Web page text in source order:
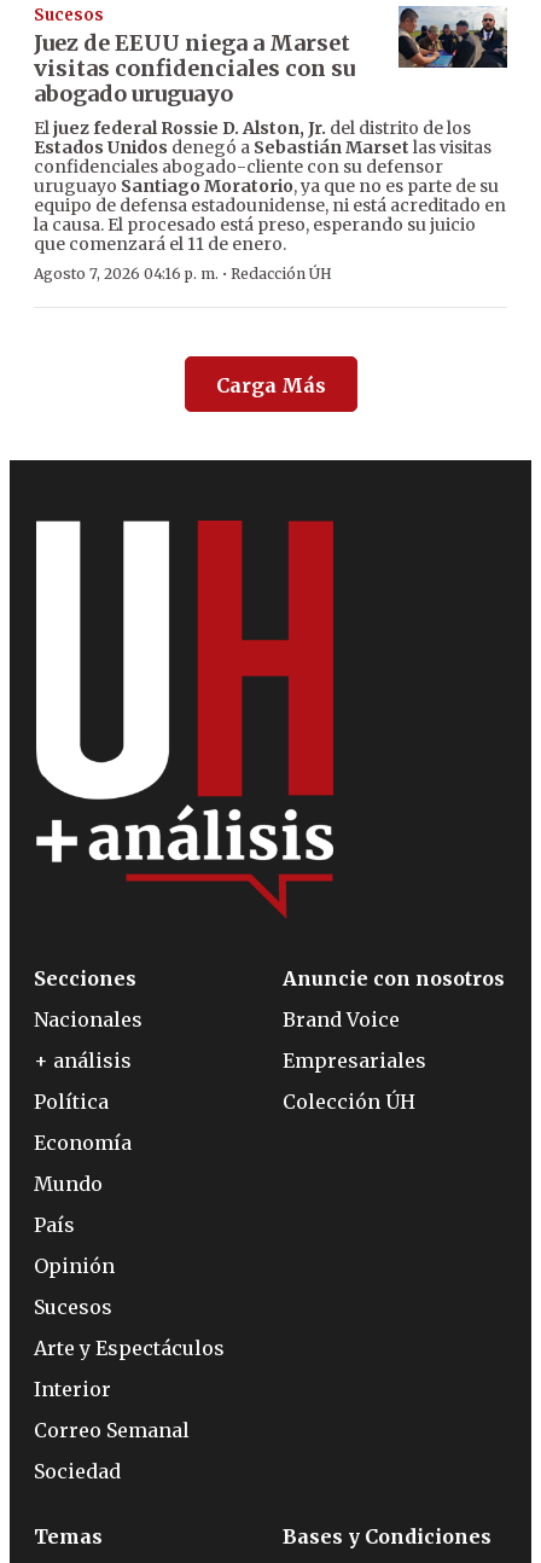
Sucesos
Juez de EEUU niega a Marset
visitas confidenciales con su
abogado uruguayo
Eljuez federal Rossie D. Alston, Jr. del distrito de los
Estados Unidos denegó a Sebastián Marset las visitas
confidenciales abogado-cliente con su defensor
uruguayo Santiago Moratorio, ya que no es parte de su
equipo de defensa estadounidense, ni está acreditado en
la causa. El procesado está preso, esperando su juicio
que comenzará el 11 de enero.
Agosto 7, 2026 04:16 p. m. · Redacción ÚH
Carga Más
Secciones
Nacionales
+ análisis
Política
Economía
Mundo
País
Opinión
Sucesos
Arte y Espectáculos
Interior
Correo Semanal
Sociedad
Anuncie con nosotros
Brand Voice
Empresariales
Colección ÚH
Temas Bases y Condiciones